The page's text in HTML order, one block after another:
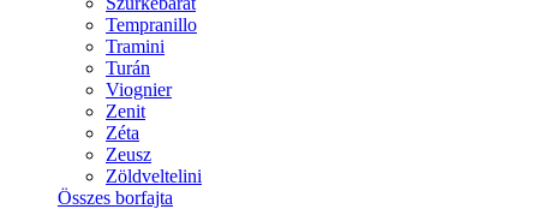
Tempranillo
Tramini
Turán
Viognier
Zenit
Zéta
Zeusz
Zöldveltelini
Összes borfajta